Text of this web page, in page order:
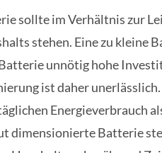
sollte im Verhältnis zur
stehen. Eine zu kleine
unnötig hohe
ist daher
Energieverbrauch
dimensionierte Batterie